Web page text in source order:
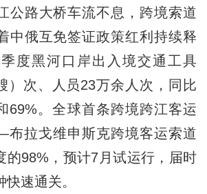
公路大桥车流不息，跨境索道
中俄互免签证政策红利持续释
度黑河口岸出入境交通工具
）次、人员23万余人次，同比
69%。全球首条跨境跨江客运
拉戈维申斯克跨境客运索道
的98%，预计7月试运行，届时
速通关。